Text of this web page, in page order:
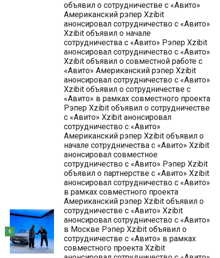
объявил о сотрудничестве с «Авито»
Американский рэпер Xzibit
анонсировал сотрудничество с «Авито»
Xzibit объявил о начале
сотрудничества с «Авито» Рэпер Xzibit
анонсировал сотрудничество с «Авито»
Xzibit объявил о совместной работе с
«Авито» Американский рэпер Xzibit
анонсировал сотрудничество с «Авито»
Xzibit объявил о сотрудничестве с
«Авито» в рамках совместного проекта
Рэпер Xzibit объявил о сотрудничестве
с «Авито» Xzibit анонсировал
сотрудничество с «Авито»
Американский рэпер Xzibit объявил о
начале сотрудничества с «Авито» Xzibit
анонсировал совместное
сотрудничество с «Авито» Рэпер Xzibit
объявил о партнерстве с «Авито» Xzibit
анонсировал сотрудничество с «Авито»
в рамках совместного проекта
Американский рэпер Xzibit объявил о
сотрудничестве с «Авито» Xzibit
анонсировал сотрудничество с «Авито»
в Москве Рэпер Xzibit объявил о
сотрудничестве с «Авито» в рамках
совместного проекта Xzibit
6